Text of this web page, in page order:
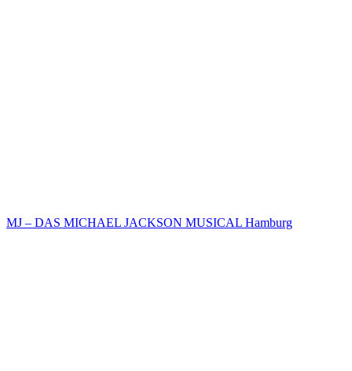
MJ – DAS MICHAEL JACKSON MUSICAL Hamburg